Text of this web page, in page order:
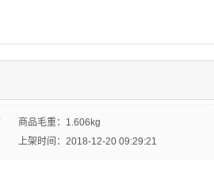
商品毛重： 1.606kg
上架时间：2018-12-20 09:29:21